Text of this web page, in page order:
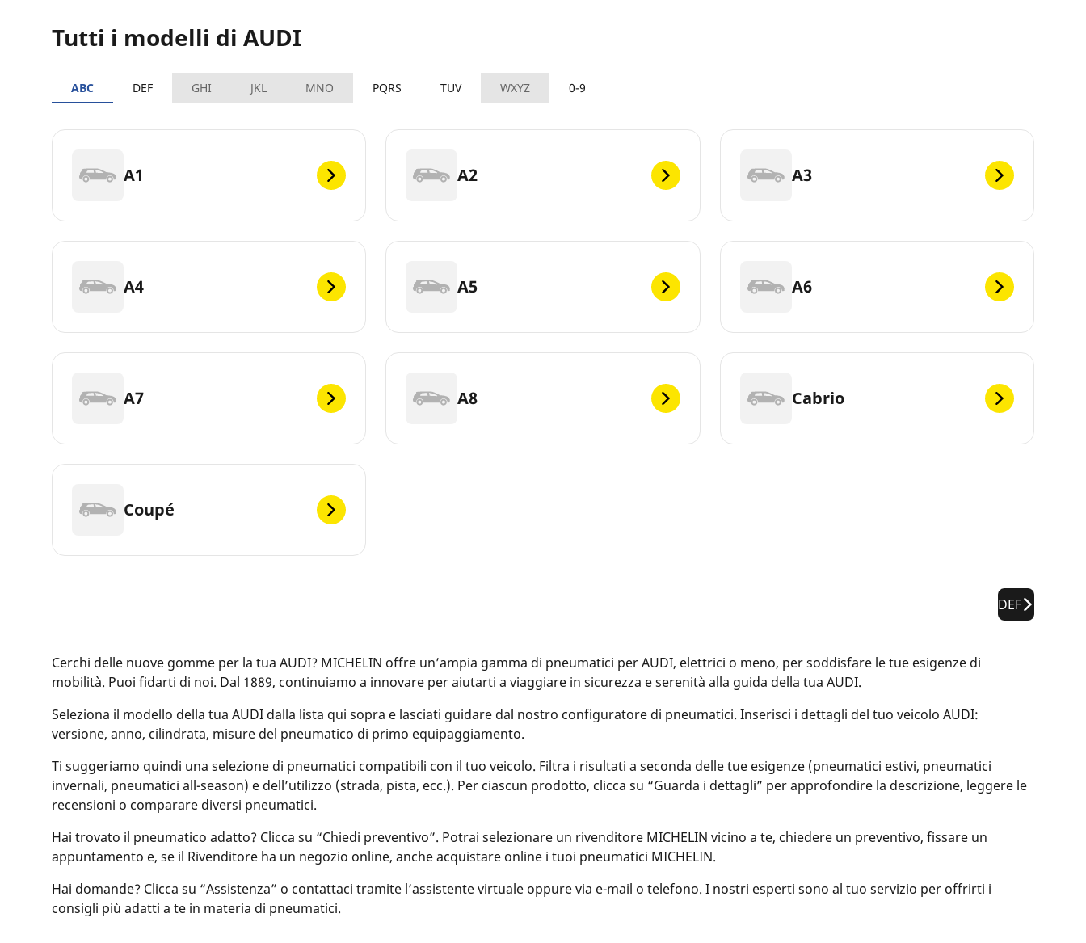
Tutti i modelli di AUDI
ABC DEF GHI JKL MNO PQRS TUV WXYZ 0-9
A1 A2 A3
A4 A5 A6
A7 A8 Cabrio
Coupé
DEF
Cerchi delle nuove gomme per la tua AUDI? MICHELIN offre un’ampia gamma di pneumatici per AUDI, elettrici o meno, per soddisfare le tue esigenze di
mobilità. Puoi fidarti di noi. Dal 1889, continuiamo a innovare per aiutarti a viaggiare in sicurezza e serenità alla guida della tua AUDI.
Seleziona il modello della tua AUDI dalla lista qui sopra e lasciati guidare dal nostro configuratore di pneumatici. Inserisci i dettagli del tuo veicolo AUDI:
versione, anno, cilindrata, misure del pneumatico di primo equipaggiamento.
Ti suggeriamo quindi una selezione di pneumatici compatibili con il tuo veicolo. Filtra i risultati a seconda delle tue esigenze (pneumatici estivi, pneumatici
invernali, pneumatici all-season) e dell’utilizzo (strada, pista, ecc.). Per ciascun prodotto, clicca su “Guarda i dettagli” per approfondire la descrizione, leggere le
recensioni o comparare diversi pneumatici.
Hai trovato il pneumatico adatto? Clicca su “Chiedi preventivo”. Potrai selezionare un rivenditore MICHELIN vicino a te, chiedere un preventivo, fissare un
appuntamento e, se il Rivenditore ha un negozio online, anche acquistare online i tuoi pneumatici MICHELIN.
Hai domande? Clicca su “Assistenza” o contattaci tramite l’assistente virtuale oppure via e-mail o telefono. I nostri esperti sono al tuo servizio per offrirti i
consigli più adatti a te in materia di pneumatici.